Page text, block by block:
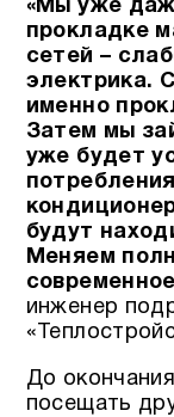
«Мы уже
прокладке
сетей –
электрика.
именно
Затем мы
уже будет
будут
Меняем
инженер
До
посещать